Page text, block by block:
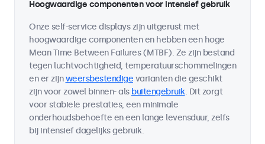
Hoogwaardige componenten voor intensief gebruik
Onze self-service displays zijn uitgerust met
hoogwaardige componenten en hebben een hoge
Mean Time Between Failures (MTBF). Ze zijn bestand
tegen luchtvochtigheid, temperatuurschommelingen
en er zijnweersbestendige varianten die geschikt
zijn voor zowel binnen- als buitengebruik. Dit zorgt
voor stabiele prestaties, een minimale
onderhoudsbehoefte en een lange levensduur, zelfs
bij intensief dagelijks gebruik.